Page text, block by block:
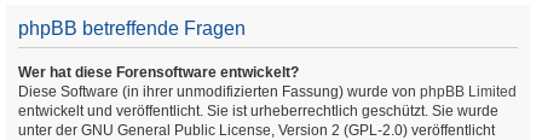
phpBB betreffende Fragen
Wer hat diese Forensoftware entwickelt?
Diese Software (in ihrer unmodifizierten Fassung) wurde von phpBB Limited
entwickelt und veröffentlicht. Sie ist urheberrechtlich geschützt. Sie wurde
unter der GNU General Public License, Version 2 (GPL-2.0) veröffentlicht